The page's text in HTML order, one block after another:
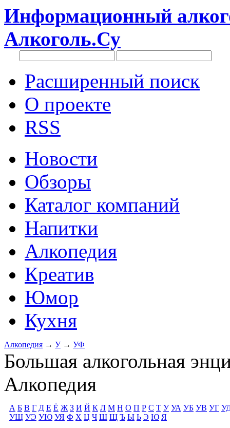
Информационный
Алкоголь.Су
Расширенный поиск
О проекте
RSS
Новости
Обзоры
Каталог компаний
Напитки
Алкопедия
Креатив
Юмор
Кухня
Алкопедия → У→ УФ
Большая алкогольная
Алкопедия
А Б В Г Д Е Ё Ж З И Й К Л М Н О П Р С Т У УА УБ УВ УГ
УЩ УЭ УЮ УЯ Ф Х Ц Ч Ш Щ Ъ Ы Ь Э Ю Я